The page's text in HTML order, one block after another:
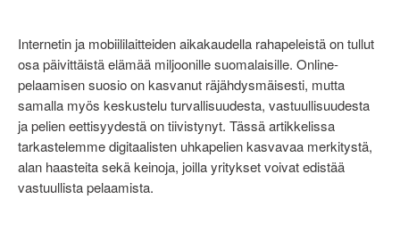
Internetin ja mobiililaitteiden aikakaudella rahapeleistä on tullut
osa päivittäistä elämää miljoonille suomalaisille. Online-
pelaamisen suosio on kasvanut räjähdysmäisesti, mutta
samalla myös keskustelu turvallisuudesta, vastuullisuudesta
ja pelien eettisyydestä on tiivistynyt. Tässä artikkelissa
tarkastelemme digitaalisten uhkapelien kasvavaa merkitystä,
alan haasteita sekä keinoja, joilla yritykset voivat edistää
vastuullista pelaamista.